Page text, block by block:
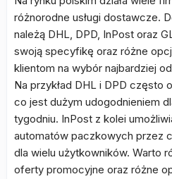
różnorodne usługi dostawcze.
należą DHL, DPD, InPost oraz
swoją specyfikę oraz różne
klientom na wybór najbardziej
Na przykład DHL i DPD często
co jest dużym udogodnieniem
tygodniu. InPost z kolei
automatów paczkowych przez
dla wielu użytkowników. Warto
oferty promocyjne oraz różne